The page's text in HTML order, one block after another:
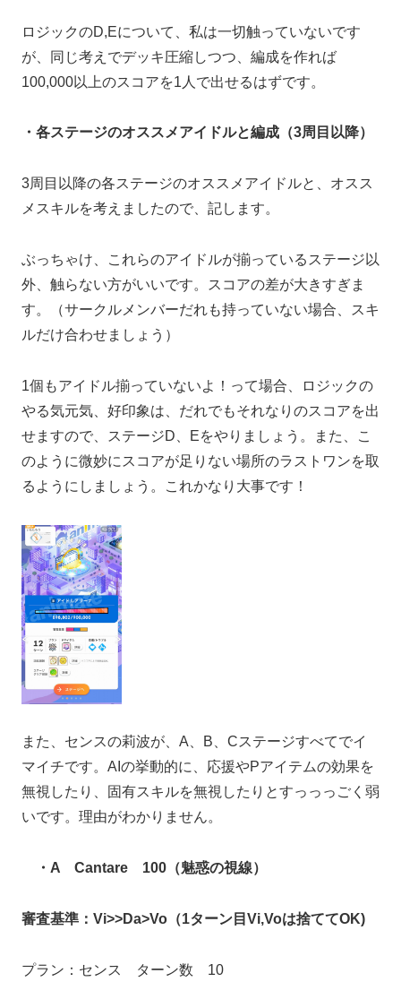
ロジックのD,Eについて、私は一切触っていないです
が、同じ考えでデッキ圧縮しつつ、編成を作れば
100,000以上のスコアを1人で出せるはずです。
・各ステージのオススメアイドルと編成（3周目以降）
3周目以降の各ステージのオススメアイドルと、オスス
メスキルを考えましたので、記します。
ぶっちゃけ、これらのアイドルが揃っているステージ以
外、触らない方がいいです。スコアの差が大きすぎま
す。（サークルメンバーだれも持っていない場合、スキ
ルだけ合わせましょう）
1個もアイドル揃っていないよ！って場合、ロジックの
やる気元気、好印象は、だれでもそれなりのスコアを出
せますので、ステージD、Eをやりましょう。また、こ
のように微妙にスコアが足りない場所のラストワンを取
るようにしましょう。これかなり大事です！
また、センスの莉波が、A、B、Cステージすべてでイ
マイチです。AIの挙動的に、応援やPアイテムの効果を
無視したり、固有スキルを無視したりとすっっっごく弱
いです。理由がわかりません。
・A Cantare 100（魅惑の視線）
審査基準：Vi>>Da>Vo（1ターン目Vi,Voは捨ててOK)
プラン：センス ターン数 10